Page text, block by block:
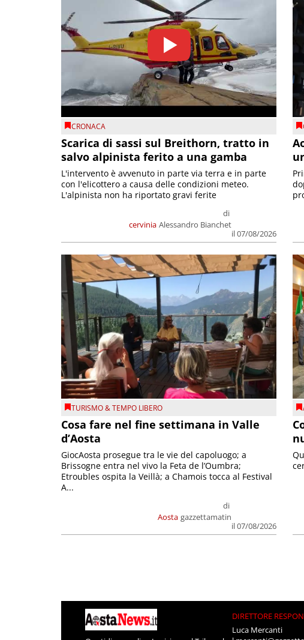
CRONACA
Scarica di sassi sul Breithorn, tratto in
salvo alpinista ferito a una gamba
cervinia
di
Alessandro Bianchet
il 07/08/2026
L'intervento è avvenuto in parte via terra e in parte
con l'elicottero a causa delle condizioni meteo.
L'alpinista non ha riportato gravi ferite
TURISMO & TEMPO LIBERO
Cosa fare nel fine settimana in Valle
d’Aosta
Aosta
di
gazzettamatin
il 07/08/2026
GiocAosta prosegue tra le vie del capoluogo; a
Brissogne entra nel vivo la Feta de l’Oumbra;
Etroubles ospita la Veillà; a Chamois tocca al Festival
A...
DIRETTORE
Luca Mercanti